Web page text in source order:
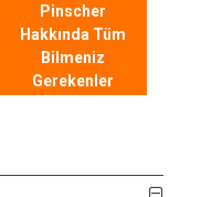
Pinscher
Hakkında Tüm
Bilmeniz
Gerekenler